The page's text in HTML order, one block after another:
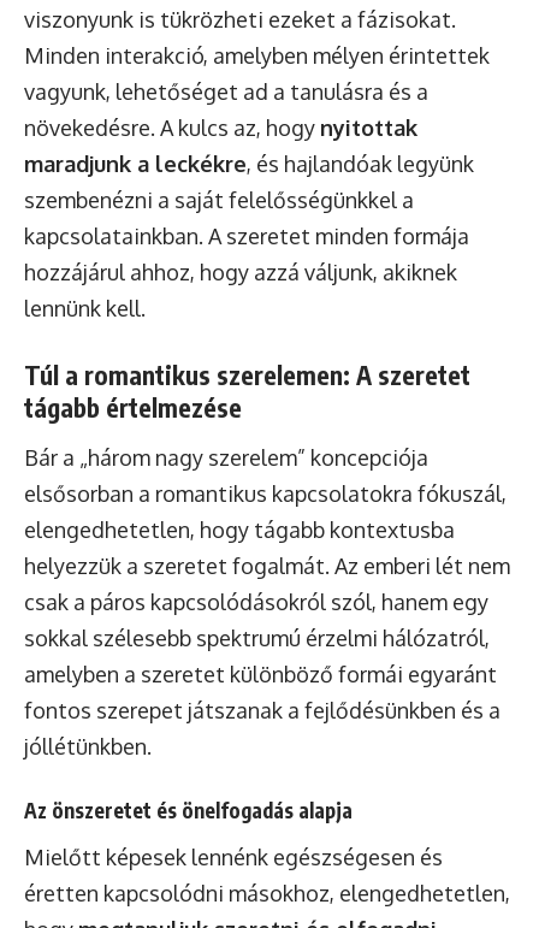
viszonyunk is tükrözheti ezeket a fázisokat.
Minden interakció, amelyben mélyen érintettek
vagyunk, lehetőséget ad a tanulásra és a
növekedésre. A kulcs az, hogy nyitottak
maradjunk a leckékre, és hajlandóak legyünk
szembenézni a saját felelősségünkkel a
kapcsolatainkban. A szeretet minden formája
hozzájárul ahhoz, hogy azzá váljunk, akiknek
lennünk kell.
Túl a romantikus szerelemen: A szeretet
tágabb értelmezése
Bár a „három nagy szerelem” koncepciója
elsősorban a romantikus kapcsolatokra fókuszál,
elengedhetetlen, hogy tágabb kontextusba
helyezzük a szeretet fogalmát. Az emberi lét nem
csak a páros kapcsolódásokról szól, hanem egy
sokkal szélesebb spektrumú érzelmi hálózatról,
amelyben a szeretet különböző formái egyaránt
fontos szerepet játszanak a fejlődésünkben és a
jóllétünkben.
Az önszeretet és önelfogadás alapja
Mielőtt képesek lennénk egészségesen és
éretten kapcsolódni másokhoz, elengedhetetlen,